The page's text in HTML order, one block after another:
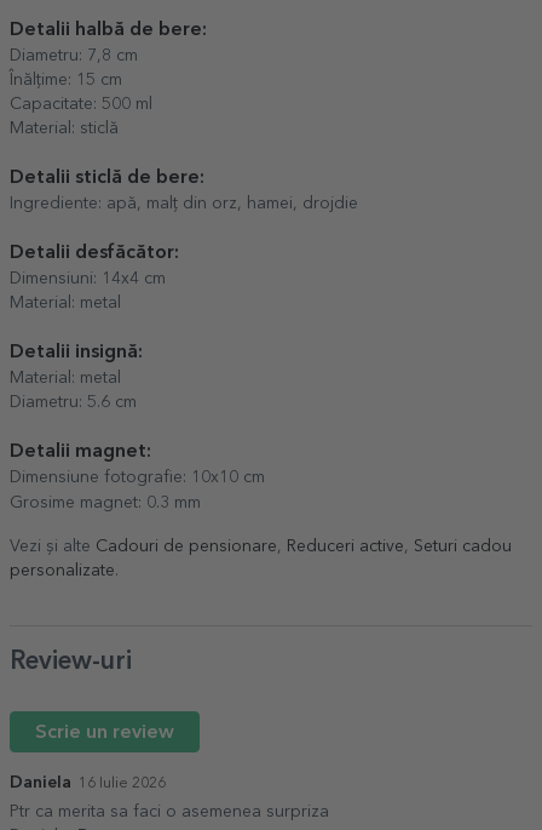
Detalii halbă de bere:
Diametru: 7,8 cm
Înălțime: 15 cm
Capacitate: 500 ml
Material: sticlă
Detalii sticlă de bere:
Ingrediente: apă, malț din orz, hamei, drojdie
Detalii desfăcător:
Dimensiuni: 14x4 cm
Material: metal
Detalii insignă:
Material: metal
Diametru: 5.6 cm
Detalii magnet:
Dimensiune fotografie: 10x10 cm
Grosime magnet: 0.3 mm
Vezi și alte Cadouri de pensionare, Reduceri active, Seturi cadou
personalizate.
Review-uri
Scrie un review
Daniela 16 Iulie 2026
Ptr ca merita sa faci o asemenea surpriza